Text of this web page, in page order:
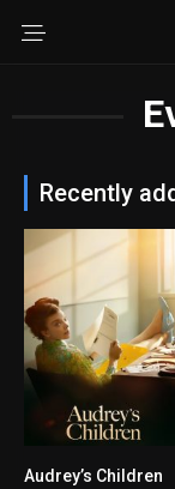
Recently
6.7
Audrey’s Children